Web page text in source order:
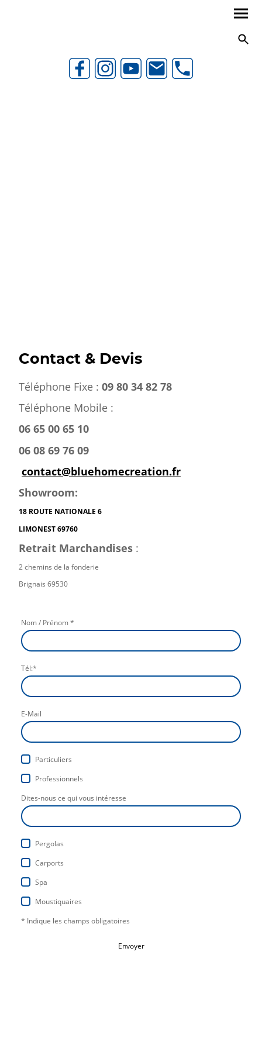
Contact & Devis
Téléphone Fixe : 09 80 34 82 78
Téléphone Mobile :
06 65 00 65 10
06 08 69 76 09
contact@bluehomecreation.fr
Showroom:
18 ROUTE NATIONALE 6
LIMONEST 69760
Retrait Marchandises :
2 chemins de la fonderie
Brignais 69530
Nom / Prénom*
Tél:*
E-Mail
Particuliers
Professionnels
Dites-nous ce qui vous intéresse
Pergolas
Carports
Spa
Moustiquaires
* Indique les champs obligatoires
Envoyer